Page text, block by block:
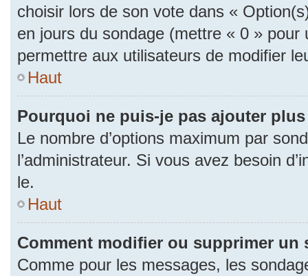
choisir lors de son vote dans «
en jours du sondage (mettre « 0 » pour
permettre aux utilisateurs de modifier
Haut
Pourquoi ne puis-je pas ajouter
Le nombre d’options maximum par
l’administrateur. Si vous avez besoin
le.
Haut
Comment modifier ou supprimer un
Comme pour les messages, les